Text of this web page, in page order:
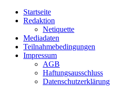
Zum
Inhalt
Startseite
Redaktion
Netiquette
Mediadaten
Teilnahmebedingungen
Impressum
AGB
Haftungsausschluss
Datenschutzerklärung